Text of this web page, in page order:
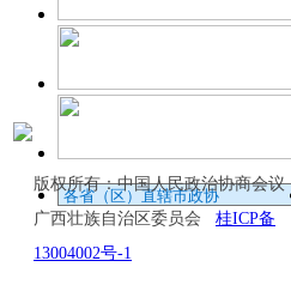
版权所有：中国人民政治协商会议
广西壮族自治区委员会 桂ICP备
13004002号-1